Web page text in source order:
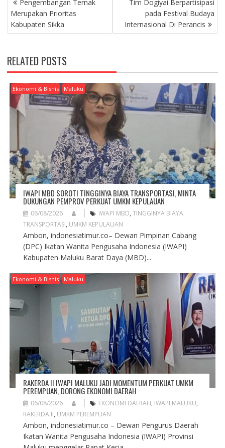
O
S
T
A
V
I
G
A
T
Pengembangan Ternak
Merupakan Prioritas
Kabupaten Sikka
Tim Dogiyai Berpartisipasi
pada Festival Budaya
Internasional Di Perancis
RELATED POSTS
Ekonomi & Bisnis Maluku
IWAPI MBD SOROTI TINGGINYA BIAYA TRANSPORTASI, MINTA
DUKUNGAN PEMPROV PERKUAT UMKM KEPULAUAN
06/08/2026 IWAPI MBD, TINGGINYA BIAYA
TRANSPORTASI, UMKM KEPULAUAN
Ambon, indonesiatimur.co– Dewan Pimpinan Cabang
(DPC) Ikatan Wanita Pengusaha Indonesia (IWAPI)
Kabupaten Maluku Barat Daya (MBD)...
Ekonomi & Bisnis Maluku
RAKERDA II IWAPI MALUKU JADI MOMENTUM PERKUAT UMKM
PEREMPUAN, DORONG EKONOMI DAERAH
06/08/2026 EKONOMI DAERAH, IWAPI MALUKU,
RAKERDA II, UMKM PEREMPUAN
Ambon, indonesiatimur.co – Dewan Pengurus Daerah
Ikatan Wanita Pengusaha Indonesia (IWAPI) Provinsi